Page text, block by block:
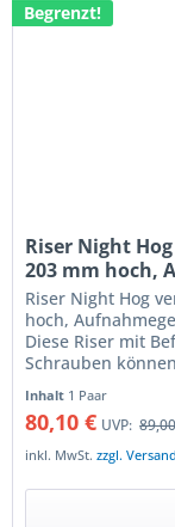
Begrenzt!
Riser Night
203 mm hoch,
für Harl
Riser Night Hog
hoch,
Diese Riser mit
Schrauben
Inhalt 1 Paar
80,10 € UVP:
inkl. MwSt.zzgl.